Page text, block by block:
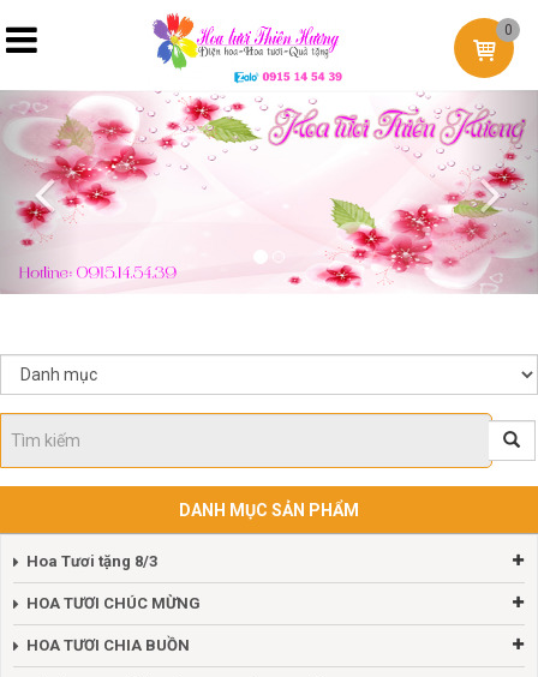
0
Previous
DANH MỤC SẢN PHẨM
Hoa Tươi tặng 8/3
HOA TƯƠI CHÚC MỪNG
HOA TƯƠI CHIA BUỒN